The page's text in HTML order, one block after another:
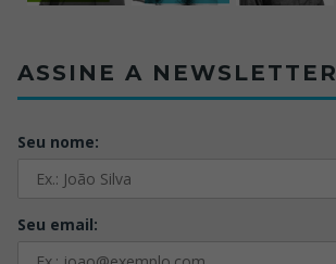
ASSINE A NEWSLETTER
Seu nome:
Seu email: